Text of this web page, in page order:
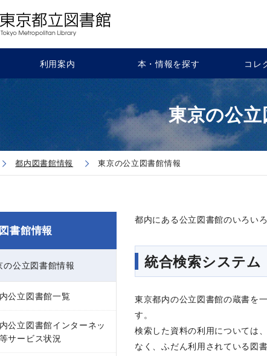
利用案内 本・情報を探す コレ
東京の公立
都内図書館情報 東京の公立図書館情報
都内にある公立図書館のいろい
統合検索システム
東京都内の公立図書館の蔵書を
す。
検索した資料の利用については
なく、ふだん利用されている図
書館情報
の公立図書館情報
公立図書館一覧
公立図書館インターネッ
等サービス状況